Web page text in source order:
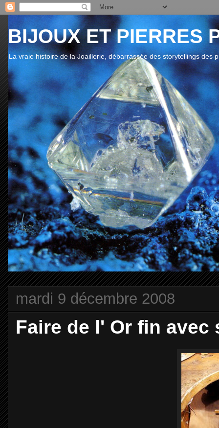
BIJOUX ET PIERRES
La vraie histoire de la Joaillerie, débarrassée des storytellings des
mardi 9 décembre 2008
Faire de l' Or fin avec